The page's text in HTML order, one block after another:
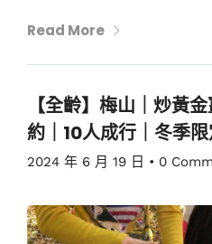
Read More
【全齡】梅山｜炒黃
約｜10人成行｜冬季
2024 年 6 月 19 日 • 0